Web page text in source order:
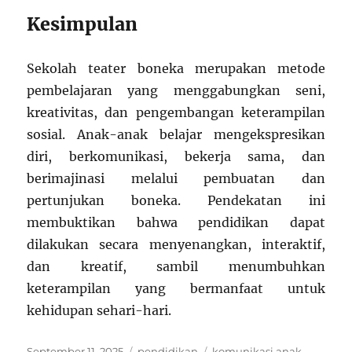
Kesimpulan
Sekolah teater boneka merupakan metode
pembelajaran yang menggabungkan seni,
kreativitas, dan pengembangan keterampilan
sosial. Anak-anak belajar mengekspresikan
diri, berkomunikasi, bekerja sama, dan
berimajinasi melalui pembuatan dan
pertunjukan boneka. Pendekatan ini
membuktikan bahwa pendidikan dapat
dilakukan secara menyenangkan, interaktif,
dan kreatif, sambil menumbuhkan
keterampilan yang bermanfaat untuk
kehidupan sehari-hari.